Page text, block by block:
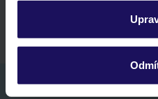
ochrany osobních údajů.
Nezapomeňte se